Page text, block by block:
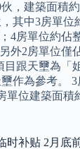
，建築面積
其中3房單位
4房單位約佔
外2房單位僅
目跟天壐為「
作為參考。
單位建築面積
时补贴 2月底